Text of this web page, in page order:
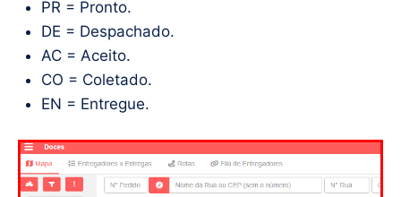
PR = Pronto.
DE = Despachado.
AC = Aceito.
CO = Coletado.
EN = Entregue.